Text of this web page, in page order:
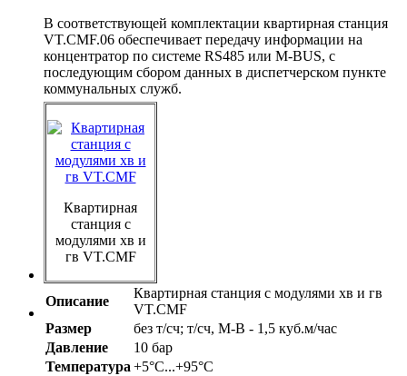
В соответствующей комплектации квартирная станция
VT.CMF.06 обеспечивает передачу информации на
концентратор по системе RS485 или M-BUS, с
последующим сбором данных в диспетчерском пункте
коммунальных служб.
Квартирная
станция с
модулями хв и
гв VT.CMF
Описание
Квартирная станция с модулями хв и гв
VT.CMF
Размер
без т/сч; т/сч, M-B - 1,5 куб.м/час
Давление
10 бар
Температура +5°С...+95°С